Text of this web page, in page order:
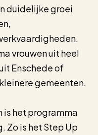
duidelijke groei
vrouwen uit heel
Enschede of
gemeenten.
is het programma
Zo is het Step Up